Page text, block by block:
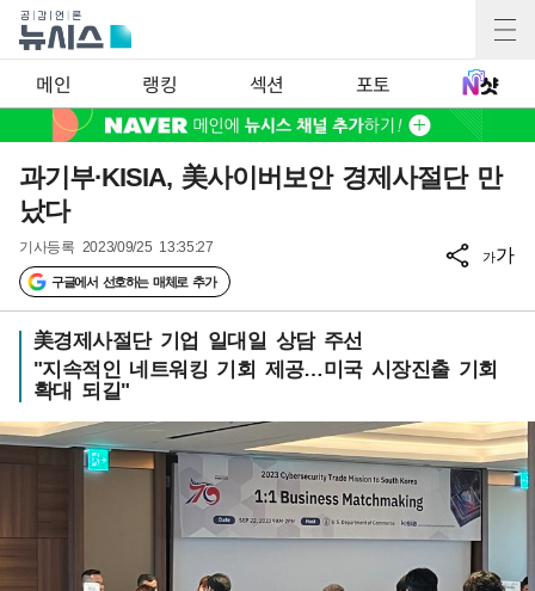
메인 랭킹 섹션 포토
과기부·KISIA, 美사이버보안 경제사절단 만
났다
기사등록 2023/09/25 13:35:27
구글에서 선호하는 매체로 추가
가가
美경제사절단 기업 일대일 상담 주선
"지속적인 네트워킹 기회 제공…미국 시장진출 기회
확대 되길"